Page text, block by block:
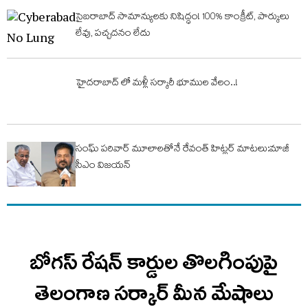
సైబరాబాద్ సామాన్యులకు నిషిద్ధం! 100% కాంక్రీట్, పార్కులు
లేవు, పచ్చదనం లేదు
హైదరాబాద్ లో మళ్లీ సర్కారీ భూముల వేలం..!
సంఘ్ ప‌రివార్‌ మూలాలతోనే రేవంత్ హిట్లర్ మాటలు:మాజీ
సీఎం విజయన్
బోగస్ రేషన్ కార్డుల తొలగింపుపై
తెలంగాణ సర్కార్ మీన మేషాలు